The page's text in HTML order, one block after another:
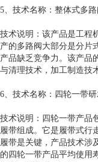
5、技术名称：整体式多
技术说明：该产品是工程
产的多路阀大部分是分片
产品缺乏竞争力。该产品
与清理技术，加工制造技
6、技术名称：四轮一带
技术说明：四轮一带产品
履带组成。它是履带式行
履带是关键，产品技术涉
的四轮一带产品平均使用